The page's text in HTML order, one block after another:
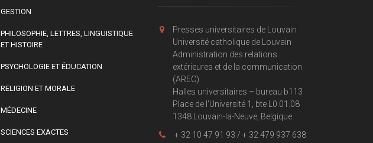
GESTION
PHILOSOPHIE, LETTRES, LINGUISTIQUE
ET HISTOIRE
PSYCHOLOGIE ET ÉDUCATION
RELIGION ET MORALE
MÉDECINE
SCIENCES EXACTES
Presses universitaires de Louvain
Université catholique de Louvain
Administration des relations
extérieures et de la communication
(AREC)
Halles universitaires – bureau b113
Place de l'Université 1, bte L0.01.08
1348 Louvain-la-Neuve, Belgique
+ 32 10 47 91 93 / + 32 479 937 638